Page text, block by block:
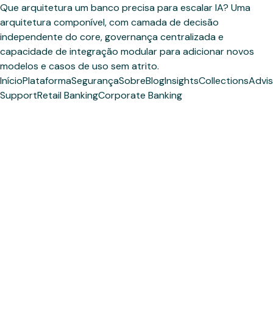
Que arquitetura um banco precisa para escalar IA? Uma
arquitetura componível, com camada de decisão
independente do core, governança centralizada e
capacidade de integração modular para adicionar novos
modelos e casos de uso sem atrito.
InícioPlataformaSegurançaSobreBlogInsightsCollections
SupportRetail BankingCorporate Banking